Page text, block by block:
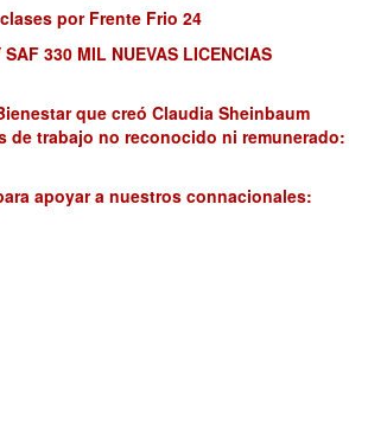
por Frente Frio 24
SAF 330 MIL NUEVAS LICENCIAS
que creó Claudia Sheinbaum
de trabajo no reconocido ni remunerado:
apoyar a nuestros connacionales: